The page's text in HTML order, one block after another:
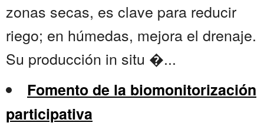
zonas secas, es clave para reducir
riego; en húmedas, mejora el drenaje.
Su producción in situ �...
Fomento de la biomonitorización
participativa